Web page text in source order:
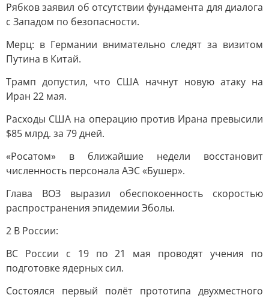
Рябков заявил об отсутствии фундамента для диалога
с Западом по безопасности.
Мерц: в Германии внимательно следят за визитом
Путина в Китай.
Трамп допустил, что США начнут новую атаку на
Иран 22 мая.
Расходы США на операцию против Ирана превысили
$85 млрд. за 79 дней.
«Росатом» в ближайшие недели восстановит
численность персонала АЭС «Бушер».
Глава ВОЗ выразил обеспокоенность скоростью
распространения эпидемии Эболы.
2 В России:
ВС России с 19 по 21 мая проводят учения по
подготовке ядерных сил.
Состоялся первый полёт прототипа двухместного